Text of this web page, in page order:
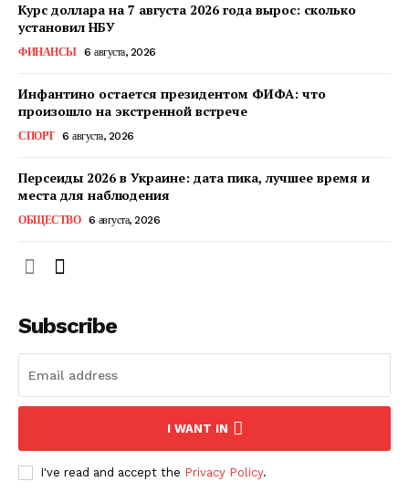
КавПолит
О нас
Курс доллара на 7 августа 2026 года вырос: сколько
установил НБУ
ФИНАНСЫ 6 августа, 2026
Инфантино остается президентом ФИФА: что
произошло на экстренной встрече
СПОРТ 6 августа, 2026
Персеиды 2026 в Украине: дата пика, лучшее время и
места для наблюдения
ОБЩЕСТВО 6 августа, 2026
Subscribe
I WANT IN
I've read and accept the Privacy Policy.